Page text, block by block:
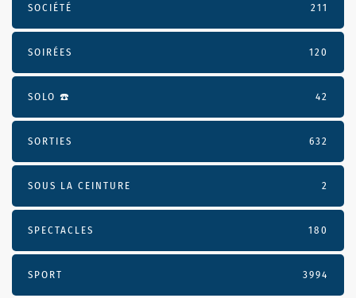
SOCIÉTÉ 211
SOIRÉES 120
SOLO ☎️ 42
SORTIES 632
SOUS LA CEINTURE 2
SPECTACLES 180
SPORT 3994